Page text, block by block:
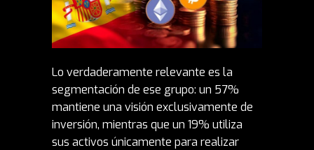
Lo verdaderamente relevante es la
segmentación de ese grupo: un 57%
mantiene una visión exclusivamente de
inversión, mientras que un 19% utiliza
sus activos únicamente para realizar